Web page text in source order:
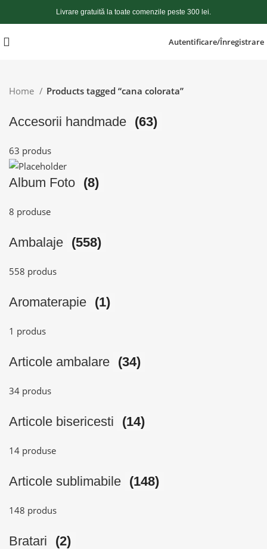
Livrare gratuită la toate comenzile peste 300 lei.
Autentificare/Înregistrare
Home Products tagged “cana colorata”
Accesorii handmade (63)
63 produs
Album Foto (8)
8 produse
Ambalaje (558)
558 produs
Aromaterapie (1)
1 produs
Articole ambalare (34)
34 produs
Articole bisericesti (14)
14 produse
Articole sublimabile (148)
148 produs
Bratari (2)